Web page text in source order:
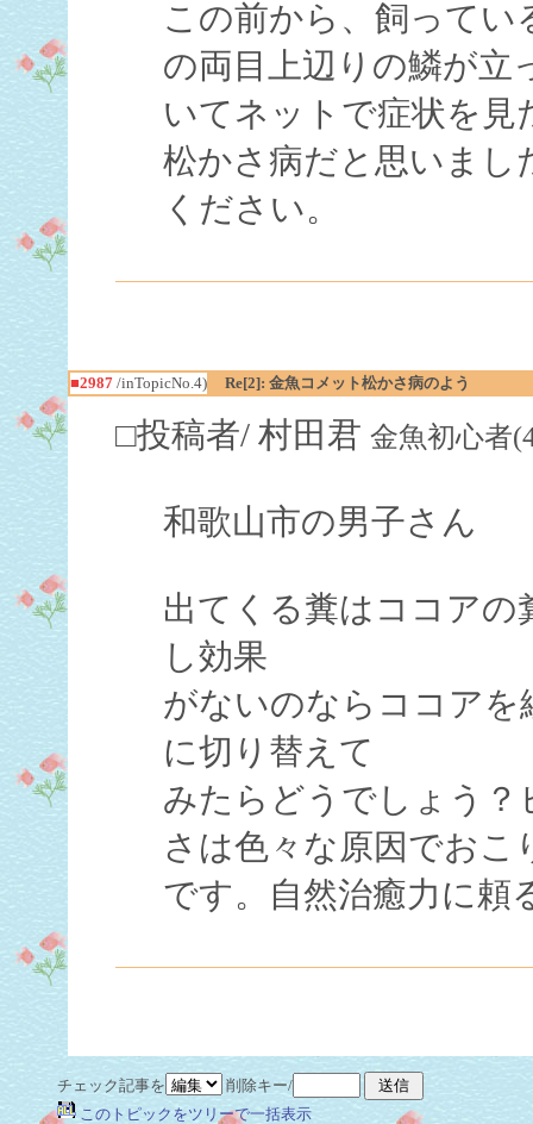
この前から、飼ってい
の両目上辺りの鱗が立
いてネットで症状を見
松かさ病だと思いま
ください。
■2987/inTopicNo.4) Re[2]: 金魚コメット松かさ病のよう
□投稿者/ 村田君 金魚初心者
和歌山市の男子さん
出てくる糞はココア
し効果
がないのならココア
に切り替えて
みたらどうでしょう
さは色々な原因でお
です。自然治癒力に頼
チェック記事を
削除キー/
このトピックをツリーで一括表示